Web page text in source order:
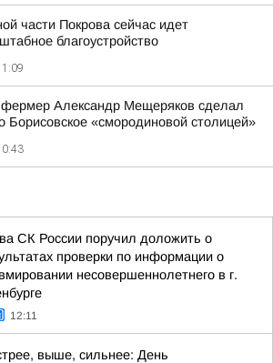
части Покрова сейчас идет
благоустройство
фермер Александр Мещеряков сделал
Борисовское «смородиновой столицей»
СК России поручил доложить о
проверки по информации о
несовершеннолетнего в г.
12:11
выше, сильнее: День